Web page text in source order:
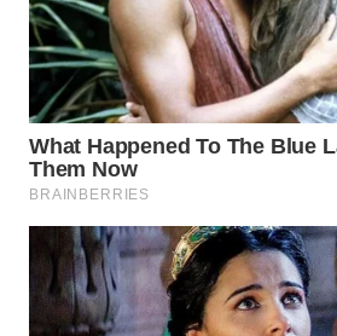
KONSUMEN
LISTRIK
MASYARAKAT
KELISTRIKAN
WALINKI
MAWAKA
ID